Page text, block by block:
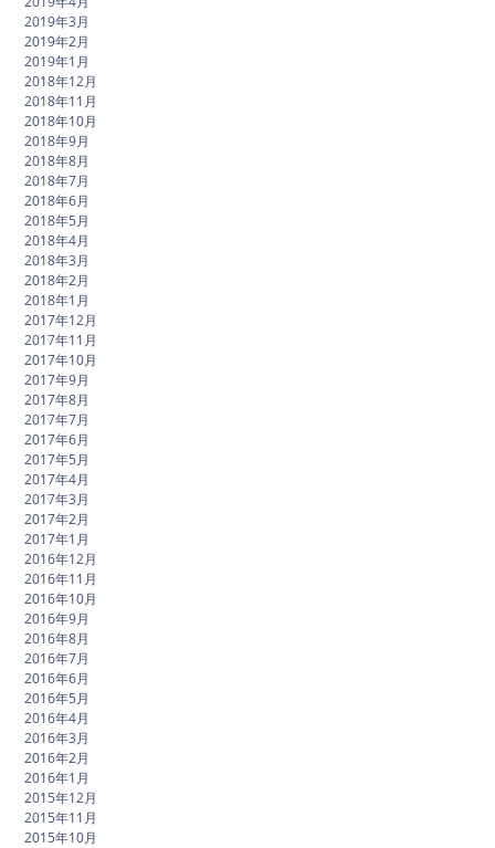
2019年3月
2019年2月
2019年1月
2018年12月
2018年11月
2018年10月
2018年9月
2018年8月
2018年7月
2018年6月
2018年5月
2018年4月
2018年3月
2018年2月
2018年1月
2017年12月
2017年11月
2017年10月
2017年9月
2017年8月
2017年7月
2017年6月
2017年5月
2017年4月
2017年3月
2017年2月
2017年1月
2016年12月
2016年11月
2016年10月
2016年9月
2016年8月
2016年7月
2016年6月
2016年5月
2016年4月
2016年3月
2016年2月
2016年1月
2015年12月
2015年11月
2015年10月